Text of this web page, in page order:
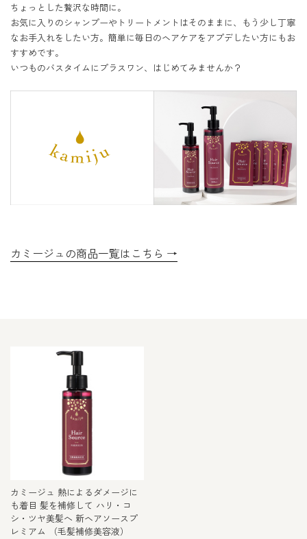
ちょっとした贅沢な時間に。
お気に入りのシャンプーやトリートメントはそのままに、もう少し丁寧
なお手入れをしたい方。簡単に毎日のヘアケアをアプデしたい方にもお
すすめです。
いつものバスタイムにプラスワン、はじめてみませんか？
カミージュ 熱によるダメージに
も着目 髪を補修して ハリ・コ
シ・ツヤ美髪へ 新ヘアソースプ
レミアム （毛髪補修美容液）